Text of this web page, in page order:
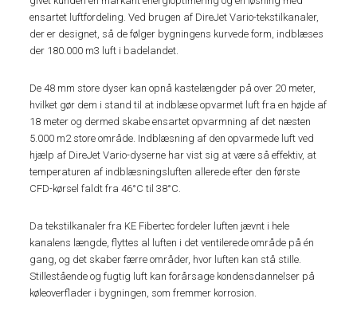
ensartet luftfordeling. Ved brugen af DireJet Vario-tekstilkanaler,
der er designet, så de følger bygningens kurvede form, indblæses
der 180.000 m3 luft i badelandet.
De 48 mm store dyser kan opnå kastelængder på over 20 meter,
hvilket gør dem i stand til at indblæse opvarmet luft fra en højde af
18 meter og dermed skabe ensartet opvarmning af det næsten
5.000 m2 store område. Indblæsning af den opvarmede luft ved
hjælp af DireJet Vario-dyserne har vist sig at være så effektiv, at
temperaturen af indblæsningsluften allerede efter den første
CFD-kørsel faldt fra 46°C til 38°C.
Da tekstilkanaler fra KE Fibertec fordeler luften jævnt i hele
kanalens længde, flyttes al luften i det ventilerede område på én
gang, og det skaber færre områder, hvor luften kan stå stille.
Stillestående og fugtig luft kan forårsage kondensdannelser på
køleoverflader i bygningen, som fremmer korrosion.